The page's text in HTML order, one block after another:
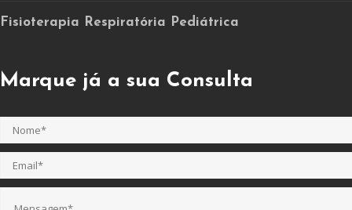
Fisioterapia Respiratória Pediátrica
Marque já a sua Consulta